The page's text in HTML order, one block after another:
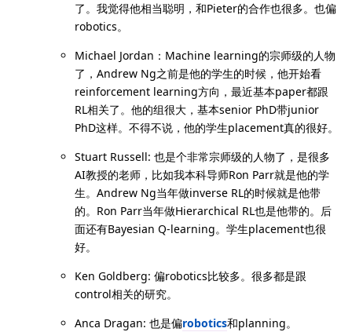
了。我觉得他相当聪明，和Pieter的合作也很多。也偏
robotics。
Michael Jordan：Machine learning的宗师级的人物
了，Andrew Ng之前是他的学生的时候，他开始看
reinforcement learning方向，最近基本paper都跟
RL相关了。他的组很大，基本senior PhD带junior
PhD这样。不得不说，他的学生placement真的很好。
Stuart Russell: 也是个非常宗师级的人物了，是很多
AI教授的老师，比如我本科导师Ron Parr就是他的学
生。Andrew Ng当年做inverse RL的时候就是他带
的。Ron Parr当年做Hierarchical RL也是他带的。后
面还有Bayesian Q-learning。学生placement也很
好。
Ken Goldberg: 偏robotics比较多。很多都是跟
control相关的研究。
Anca Dragan: 也是偏robotics和planning。